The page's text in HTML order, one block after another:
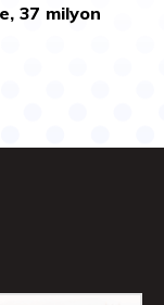
37 milyon